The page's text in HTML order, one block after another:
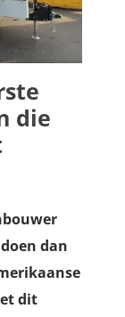
die
dan
dit